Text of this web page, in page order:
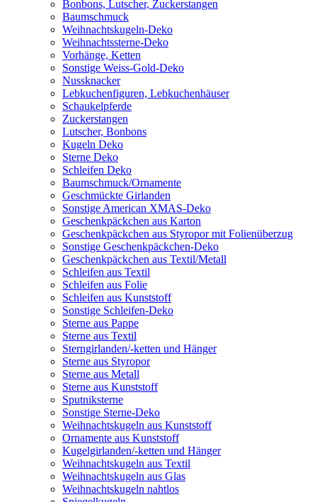
Bonbons, Lutscher, Zuckerstangen
Baumschmuck
Weihnachtskugeln-Deko
Weihnachtssterne-Deko
Vorhänge, Ketten
Sonstige Weiss-Gold-Deko
Nussknacker
Lebkuchenfiguren, Lebkuchenhäuser
Schaukelpferde
Zuckerstangen
Lutscher, Bonbons
Kugeln Deko
Sterne Deko
Schleifen Deko
Baumschmuck/Ornamente
Geschmückte Girlanden
Sonstige American XMAS-Deko
Geschenkpäckchen aus Karton
Geschenkpäckchen aus Styropor mit Folienüberzug
Sonstige Geschenkpäckchen-Deko
Geschenkpäckchen aus Textil/Metall
Schleifen aus Textil
Schleifen aus Folie
Schleifen aus Kunststoff
Sonstige Schleifen-Deko
Sterne aus Pappe
Sterne aus Textil
Sterngirlanden/-ketten und Hänger
Sterne aus Styropor
Sterne aus Metall
Sterne aus Kunststoff
Sputniksterne
Sonstige Sterne-Deko
Weihnachtskugeln aus Kunststoff
Ornamente aus Kunststoff
Kugelgirlanden/-ketten und Hänger
Weihnachtskugeln aus Textil
Weihnachtskugeln aus Glas
Weihnachtskugeln nahtlos